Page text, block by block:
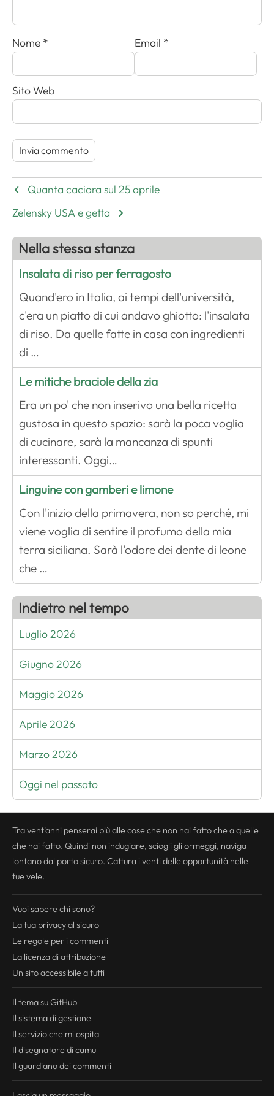
Nome * Email *
Sito Web
Quanta caciara sul 25 aprile
Zelensky USA e getta
Nella stessa stanza
Insalata di riso per ferragosto
Quand'ero in Italia, ai tempi dell'università,
c'era un piatto di cui andavo ghiotto: l'insalata
di riso. Da quelle fatte in casa con ingredienti
di …
Le mitiche braciole della zia
Era un po' che non inserivo una bella ricetta
gustosa in questo spazio: sarà la poca voglia
di cucinare, sarà la mancanza di spunti
interessanti. Oggi…
Linguine con gamberi e limone
Con l'inizio della primavera, non so perché, mi
viene voglia di sentire il profumo della mia
terra siciliana. Sarà l'odore dei dente di leone
che …
Indietro nel tempo
Luglio 2026
Giugno 2026
Maggio 2026
Aprile 2026
Marzo 2026
Oggi nel passato
Tra vent'anni penserai più alle cose che non hai fatto che a quelle
che hai fatto. Quindi non indugiare, sciogli gli ormeggi, naviga
lontano dal porto sicuro. Cattura i venti delle opportunità nelle
tue vele.
Vuoi sapere chi sono?
La tua privacyal sicuro
Le regole per i commenti
La licenza di attribuzione
Un sito accessibile a tutti
Il tema su GitHub
Il sistema di gestione
Il servizio che mi ospita
Il disegnatore di camu
Il guardiano dei commenti